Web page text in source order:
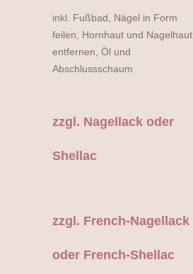
inkl. Fußbad, Nägel in Form
feilen, Hornhaut und Nagelhaut
entfernen, Öl und
Abschlussschaum
zzgl. Nagellack oder
Shellac
zzgl. French-Nagellack
oder French-Shellac